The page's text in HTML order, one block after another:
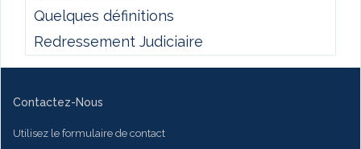
Quelques définitions
Redressement Judiciaire
Contactez-Nous
Utilisez le formulaire de contact